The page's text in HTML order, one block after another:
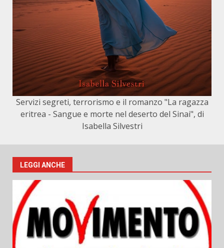
Servizi segreti, terrorismo e il romanzo "La ragazza
eritrea - Sangue e morte nel deserto del Sinai", di
Isabella Silvestri
LEGGI ANCHE